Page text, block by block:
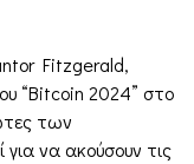
Fitzgerald,
“Bitcoin 2024” στο
των
να ακούσουν τις